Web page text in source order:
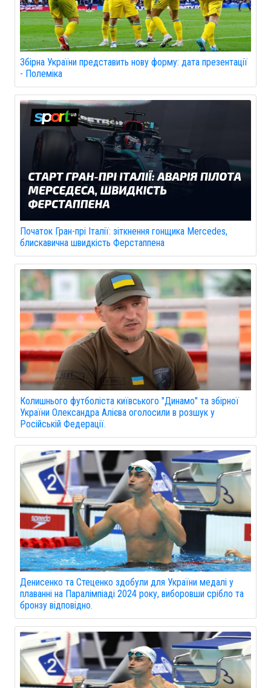
Збірна України представить нову форму: дата презентації
- Полеміка
Початок Гран-прі Італії: зіткнення гонщика Mercedes,
блискавична швидкість Ферстаппена
Колишнього футболіста київського "Динамо" та збірної
України Олександра Алієва оголосили в розшук у
Російській Федерації.
Денисенко та Стеценко здобули для України медалі у
плаванні на Паралімпіаді 2024 року, виборовши срібло та
бронзу відповідно.